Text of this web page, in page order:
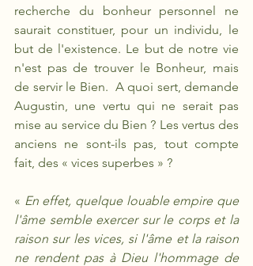
recherche du bonheur personnel ne
saurait constituer, pour un individu, le
but de l'existence. Le but de notre vie
n'est pas de trouver le Bonheur, mais
de servir le Bien.  A quoi sert, demande
Augustin, une vertu qui ne serait pas
mise au service du Bien ? Les vertus des
anciens ne sont-ils pas, tout compte
fait, des « vices superbes » ?
« En effet, quelque louable empire que
l'âme semble exercer sur le corps et la
raison sur les vices, si l'âme et la raison
ne rendent pas à Dieu l'hommage de